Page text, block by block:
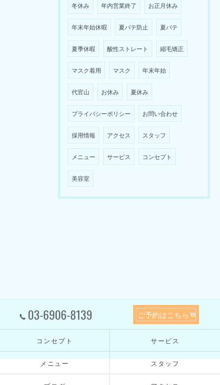
冬休み 年内営業終了 お正月休み
年末年始休暇 夏バテ防止 夏バテ
夏季休暇 酸性ストレート 縮毛矯正
マスク着用 マスク 年末年始
代官山 お休み 夏休み
プライバシーポリシー お問い合わせ
採用情報 アクセス スタッフ
メニュー サービス コンセプト
美容室
03-6906-8139 ご予約はこちら
コンセプト サービス
メニュー スタッフ